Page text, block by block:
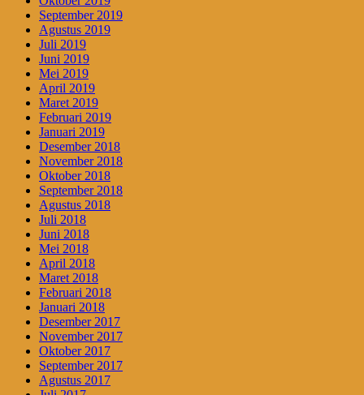
September 2019
Agustus 2019
Juli 2019
Juni 2019
Mei 2019
April 2019
Maret 2019
Februari 2019
Januari 2019
Desember 2018
November 2018
Oktober 2018
September 2018
Agustus 2018
Juli 2018
Juni 2018
Mei 2018
April 2018
Maret 2018
Februari 2018
Januari 2018
Desember 2017
November 2017
Oktober 2017
September 2017
Agustus 2017